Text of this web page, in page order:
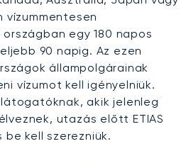
vízummentesen
egy 180 napos
90 napig. Az ezen
állampolgárainak
vízumot kell igényelniük.
akik jelenleg
utazás előtt ETIAS
kell szerezniük.